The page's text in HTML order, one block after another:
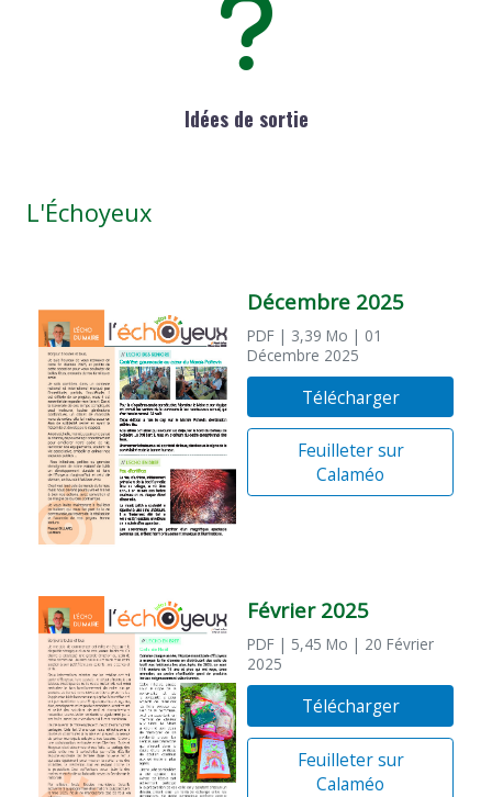
Idées de sortie
L'Échoyeux
Décembre 2025
PDF | 3,39 Mo | 01
Décembre 2025
Télécharger
Feuilleter sur
Calaméo
Février 2025
PDF | 5,45 Mo | 20 Février
2025
Télécharger
Feuilleter sur
Calaméo